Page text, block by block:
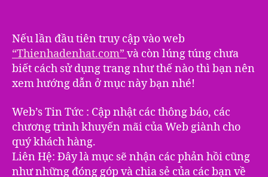
Nếu lần đầu tiên truy cập vào web
“Thienhadenhat.com” và còn lúng túng chưa
biết cách sử dụng trang như thế nào thì bạn nên
xem hướng dẫn ở mục này bạn nhé!
Web’s Tin Tức : Cập nhật các thông báo, các
chương trình khuyến mãi của Web giành cho
quý khách hàng.
Liên Hệ: Đây là mục sẽ nhận các phản hồi cũng
như những đóng góp và chia sẻ của các bạn về